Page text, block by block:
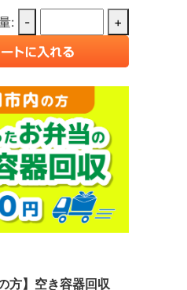
: - +
方】空き容器回収